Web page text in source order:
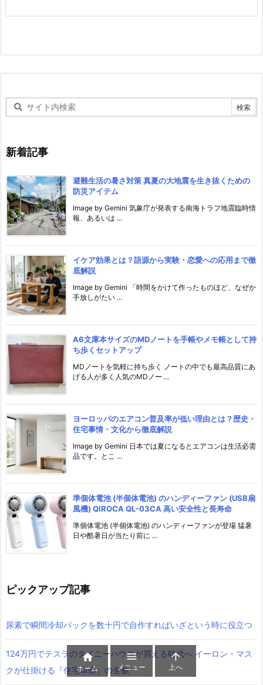
新着記事
避難生活の暑さ対策 真夏の大地震を生き抜くための
防災アイテム
Image by Gemini 気象庁が発表する南海トラフ地震臨時情
報、あるいは ...
イケア効果とは？語源から実験・恋愛への応用まで徹
底解説
Image by Gemini 「時間をかけて作ったものほど、なぜか
手放しがたい ...
A6文庫本サイズのMDノートを手帳やメモ帳として持
ち歩くセットアップ
MDノートを気軽に持ち歩く ノートの中でも最高品質にあ
げる人が多く人気のMDノー ...
ヨーロッパのエアコン普及率が低い理由とは？歴史・
住宅事情・文化から徹底解説
Image by Gemini 日本では夏になるとエアコンは生活必需
品です。とこ ...
準個体電池 (半個体電池) のハンディーファン (USB扇
風機) QIROCA QL-03CA 高い安全性と長寿命
準個体電池 (半個体電池) のハンディーファンが登場 猛暑
日や酷暑日が当たり前に ...
ピックアップ記事
尿素で瞬間冷却パックを数十円で自作すればいざという時に役立つ
124万円でテスラのタイニーハウスが買える時代へ イーロン・マス
クが仕掛ける『住宅革命』の全貌

ホーム

メニュー

上へ